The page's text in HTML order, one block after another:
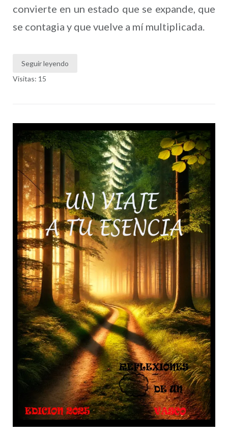
convierte en un estado que se expande, que
se contagia y que vuelve a mí multiplicada.
Seguir leyendo
Visitas: 15